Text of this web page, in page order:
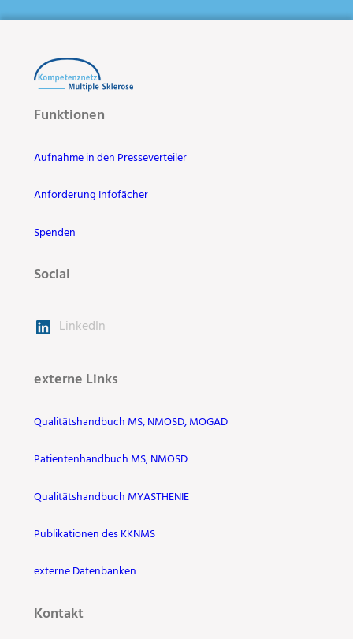
Funktionen
Aufnahme in den Presseverteiler
Anforderung Infofächer
Spenden
Social
LinkedIn
externe Links
Qualitätshandbuch MS, NMOSD, MOGAD
Patientenhandbuch MS, NMOSD
Qualitätshandbuch MYASTHENIE
Publikationen des KKNMS
externe Datenbanken
Kontakt